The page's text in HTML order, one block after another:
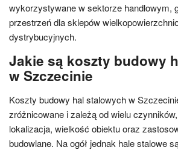
wykorzystywane w sektorze handlowym,
przestrzeń dla sklepów
dystrybucyjnych.
Jakie są koszty budowy
w Szczecinie
Koszty budowy hal stalowych w
zróżnicowane i zależą od wielu
lokalizacja, wielkość obiektu oraz
budowlane. Na ogół jednak hale stalowe